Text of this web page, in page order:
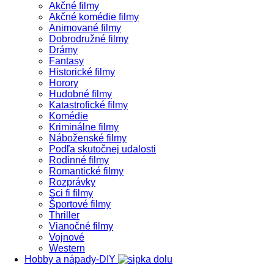
Akčné filmy
Akčné komédie filmy
Animované filmy
Dobrodružné filmy
Drámy
Fantasy
Historické filmy
Horory
Hudobné filmy
Katastrofické filmy
Komédie
Kriminálne filmy
Náboženské filmy
Podľa skutočnej udalosti
Rodinné filmy
Romantické filmy
Rozprávky
Sci fi filmy
Športové filmy
Thriller
Vianočné filmy
Vojnové
Western
Hobby a nápady-DIY